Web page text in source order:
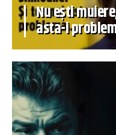
Nu ești
asta-i